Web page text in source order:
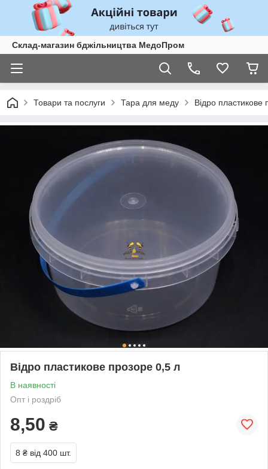
Склад-магазин бджільництва МедоПром
Товари та послуги Тара для меду Відро пластикове
Відро пластикове прозоре 0,5 л
В наявності
Опт і роздріб
8,50 ₴
8 ₴ від 400 шт.